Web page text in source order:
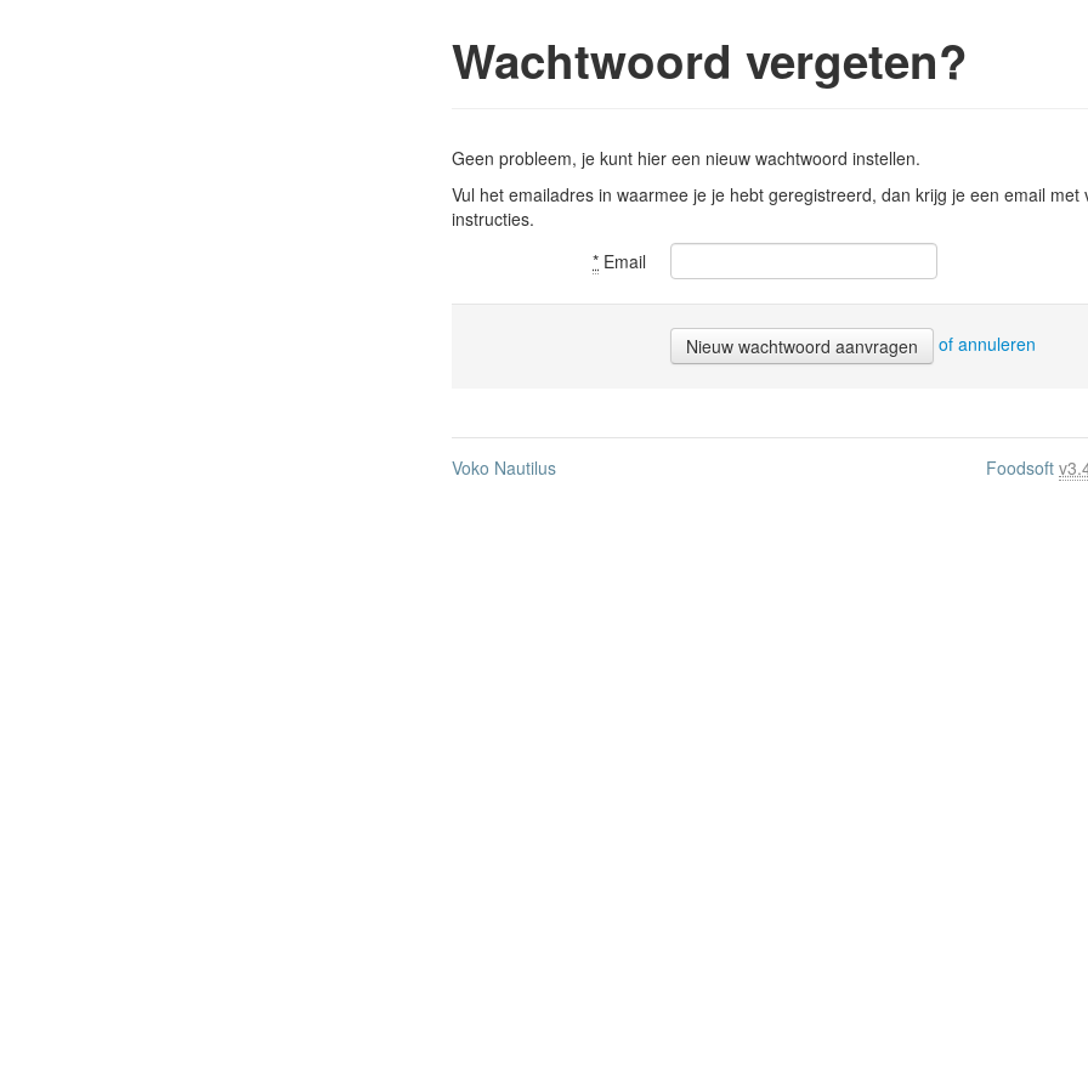
Wachtwoord vergeten?
Geen probleem, je kunt hier een nieuw wachtwoord instellen.
Vul het emailadres in waarmee je je hebt geregistreerd, dan krijg je een email met
instructies.
* Email
of annuleren
Foodsoft
Voko Nautilus